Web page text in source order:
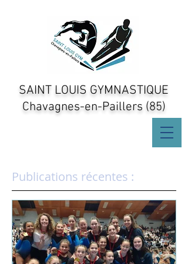
SAINT LOUIS GYMNASTIQUE
Chavagnes-en-Paillers (85)
Publications récentes :